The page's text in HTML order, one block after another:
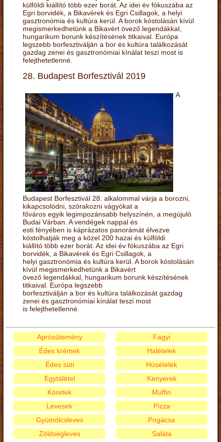
külföldi kiállító több ezer borát. Az idei év fókuszába az
Egri borvidék, a Bikavérek és Egri Csillagok, a helyi
gasztronómia és kultúra kerül. A borok kóstolásán kívül
megismerkedhetünk a Bikavért övező legendákkal,
hungarikum borunk készítésének titkaival. Európa
legszebb borfesztiválján a bor és kultúra találkozását
gazdag zenei és gasztronómiai kínálat teszi most is
felejthetetlenné.
28. Budapest Borfesztivál 2019
A
Budapest Borfesztivál 28. alkalommal várja a borozni,
kikapcsolódni, szórakozni vágyókat a
főváros egyik legimpozánsabb helyszínén, a megújuló
Budai Várban. A vendégek nappal és
esti fényében is káprázatos panorámát élvezve
kóstolhatják meg a közel 200 hazai és külföldi
kiállító több ezer borát. Az idei év fókuszába az Egri
borvidék, a Bikavérek és Egri Csillagok, a
helyi gasztronómia és kultúra kerül. A borok kóstolásán
kívül megismerkedhetünk a Bikavért
övező legendákkal, hungarikum borunk készítésének
titkaival. Európa legszebb
borfesztiválján a bor és kultúra találkozását gazdag
zenei és gasztronómiai kínálat teszi most
is felejthetetlenné.
Aprósütemény
Édes krémek
Édes süti
Egytálétel
Fagyi
Halételek
Húsételek
Kenyerek
Köretek
Levesek
Gyümölcsleves
Zöldségleves
Muffin
Pizza
Pogácsa
Saláta